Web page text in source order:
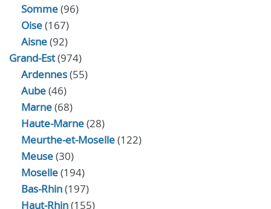
Somme(96)
Oise(167)
Aisne(92)
Grand-Est(974)
Ardennes(55)
Aube(46)
Marne(68)
Haute-Marne(28)
Meurthe-et-Moselle(122)
Meuse(30)
Moselle(194)
Bas-Rhin(197)
Haut-Rhin(155)